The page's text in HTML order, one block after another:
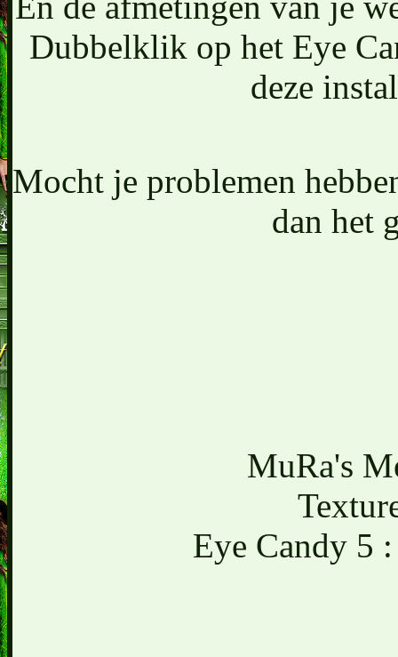
Dubbelklik op het Eye
deze
Mocht je problemen
dan het
MuRa's
Eye Candy 5